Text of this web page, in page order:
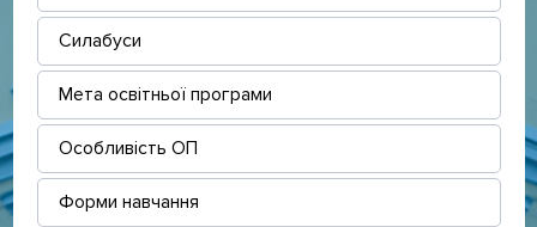
Силабуси
Мета освітньої програми
Особливість ОП
Форми навчання